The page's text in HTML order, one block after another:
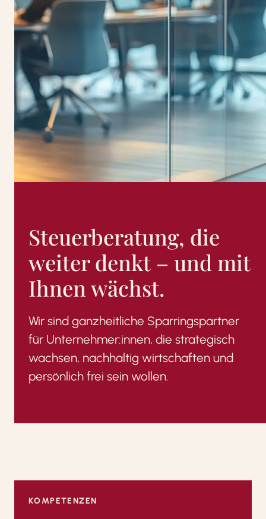
Steuerberatung, die
weiter denkt – und mit
Ihnen wächst.
Wir sind ganzheitliche Sparringspartner
für Unternehmer:innen, die strategisch
wachsen, nachhaltig wirtschaften und
persönlich frei sein wollen.
KOMPETENZEN